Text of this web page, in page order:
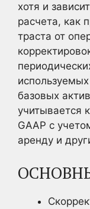
хотя и
расчета, как
траста от
базовых
учитывается
GAAP с
аренду и